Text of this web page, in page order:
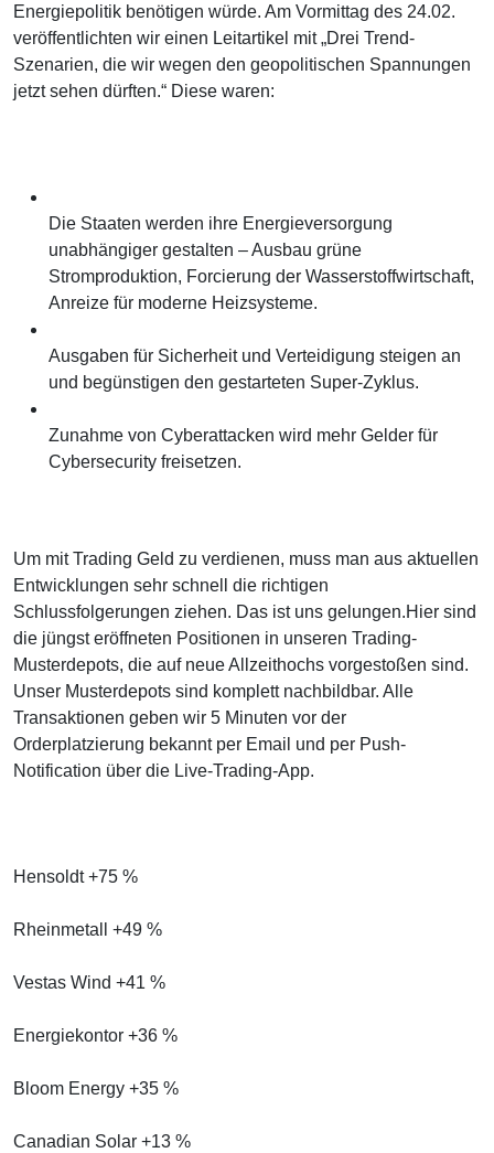
Energiepolitik benötigen würde. Am Vormittag des 24.02.
veröffentlichten wir einen Leitartikel mit „Drei Trend-
Szenarien, die wir wegen den geopolitischen Spannungen
jetzt sehen dürften.“ Diese waren:
Die Staaten werden ihre Energieversorgung
unabhängiger gestalten – Ausbau grüne
Stromproduktion, Forcierung der Wasserstoffwirtschaft,
Anreize für moderne Heizsysteme.
Ausgaben für Sicherheit und Verteidigung steigen an
und begünstigen den gestarteten Super-Zyklus.
Zunahme von Cyberattacken wird mehr Gelder für
Cybersecurity freisetzen.
Um mit Trading Geld zu verdienen, muss man aus aktuellen
Entwicklungen sehr schnell die richtigen
Schlussfolgerungen ziehen. Das ist uns gelungen.Hier sind
die jüngst eröffneten Positionen in unseren Trading-
Musterdepots, die auf neue Allzeithochs vorgestoßen sind.
Unser Musterdepots sind komplett nachbildbar. Alle
Transaktionen geben wir 5 Minuten vor der
Orderplatzierung bekannt per Email und per Push-
Notification über die Live-Trading-App.
Hensoldt +75 %
Rheinmetall +49 %
Vestas Wind +41 %
Energiekontor +36 %
Bloom Energy +35 %
Canadian Solar +13 %